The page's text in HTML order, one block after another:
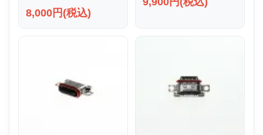
8,000円(税込)